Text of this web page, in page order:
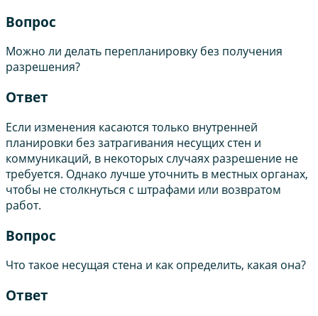
Вопрос
Можно ли делать перепланировку без получения
разрешения?
Ответ
Если изменения касаются только внутренней
планировки без затрагивания несущих стен и
коммуникаций, в некоторых случаях разрешение не
требуется. Однако лучше уточнить в местных органах,
чтобы не столкнуться с штрафами или возвратом
работ.
Вопрос
Что такое несущая стена и как определить, какая она?
Ответ